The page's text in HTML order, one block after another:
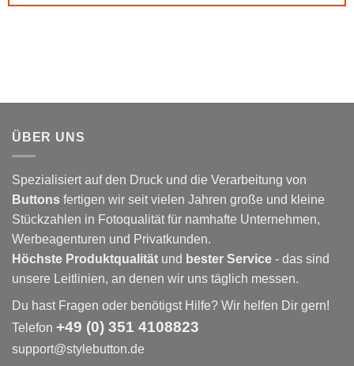
ÜBER UNS
Spezialisiert auf den Druck und die Verarbeitung von
Buttons fertigen wir seit vielen Jahren große und kleine
Stückzahlen in Fotoqualität für namhafte Unternehmen,
Werbeagenturen und Privatkunden.
Höchste Produktqualität und bester Service - das sind
unsere Leitlinien, an denen wir uns täglich messen.
Du hast Fragen oder benötigst Hilfe? Wir helfen Dir gern!
Telefon +49 (0) 351 4108823
support@stylebutton.de